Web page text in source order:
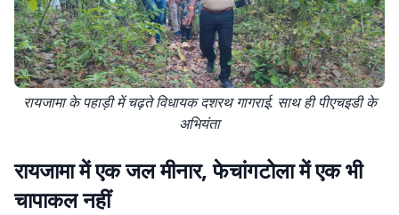
रायजामा के पहाड़ी में चढ़ते विधायक दशरथ गागराई. साथ ही पीएचइडी के
अभियंता
रायजामा में एक जल मीनार, फेचांगटोला में एक भी
चापाकल नहीं